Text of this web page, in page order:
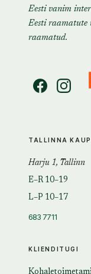
Eesti vanim
Eesti raamatute
raamatud.
KLIENDITUGI
TALLINNA
Harju 1, Tallinn
E–R 10–19
L–P 10–17
683 7711